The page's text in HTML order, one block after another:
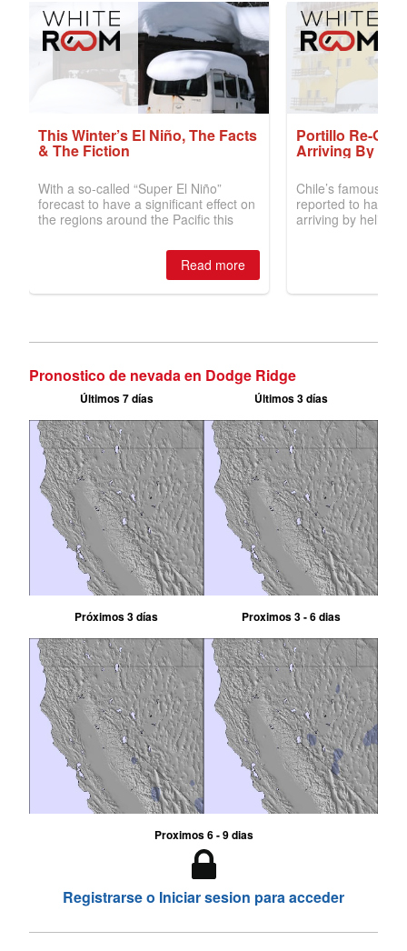
Pronostico de nevada en Dodge Ridge
Últimos 7 días Últimos 3 días
Próximos 3 días Proximos 3 - 6 dias
Proximos 6 - 9 dias
Registrarse o Iniciar sesion para acceder